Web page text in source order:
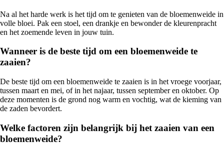
Na al het harde werk is het tijd om te genieten van de bloemenweide in
volle bloei. Pak een stoel, een drankje en bewonder de kleurenpracht
en het zoemende leven in jouw tuin.
Wanneer is de beste tijd om een bloemenweide te
zaaien?
De beste tijd om een bloemenweide te zaaien is in het vroege voorjaar,
tussen maart en mei, of in het najaar, tussen september en oktober. Op
deze momenten is de grond nog warm en vochtig, wat de kieming van
de zaden bevordert.
Welke factoren zijn belangrijk bij het zaaien van een
bloemenweide?